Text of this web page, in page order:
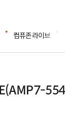
컴퓨존 라이브